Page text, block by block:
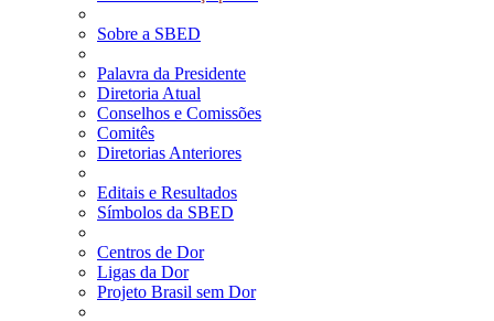
Sobre a SBED
Palavra da Presidente
Diretoria Atual
Conselhos e Comissões
Comitês
Diretorias Anteriores
Editais e Resultados
Símbolos da SBED
Centros de Dor
Ligas da Dor
Projeto Brasil sem Dor